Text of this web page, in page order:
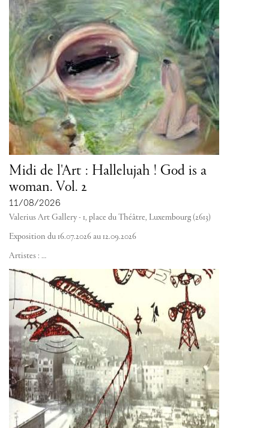
Midi de l'Art : Hallelujah ! God is a
woman. Vol. 2
11/08/2026
Valerius Art Gallery - 1, place du Théâtre, Luxembourg (2613)
Exposition du 16.07.2026 au 12.09.2026
Artistes : …